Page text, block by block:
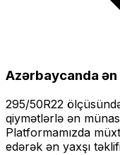
Azərbaycanda
295/50R22
qiymətlərlə ən
Platformamızda
edərək ən yaxşı